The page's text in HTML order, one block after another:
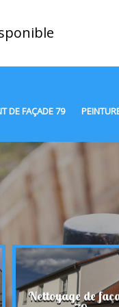
DE FAÇADE 79
Nettoyage de